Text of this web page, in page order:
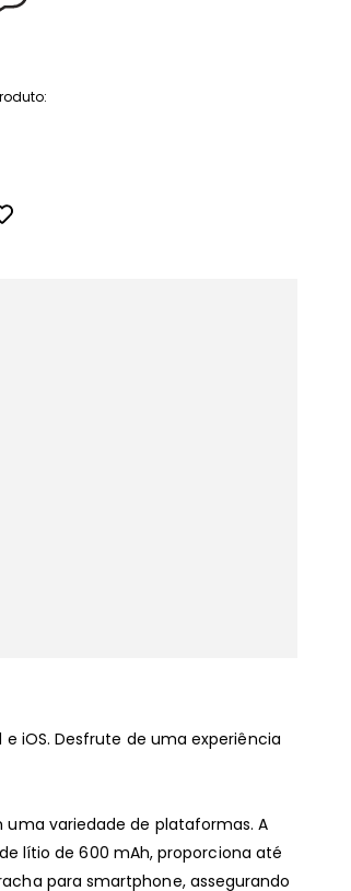
iOS. Desfrute de uma experiência
variedade de plataformas. A
lítio de 600 mAh, proporciona até
para smartphone, assegurando